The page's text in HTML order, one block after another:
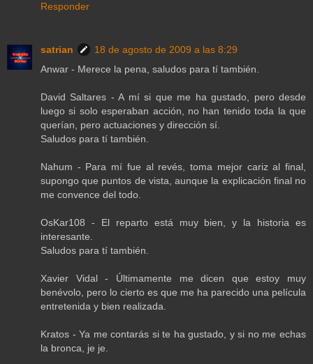
Responder
satrian
18 de agosto de 2009 a las 8:29
Anwar - Merece la pena, saludos para tí también.
David Saltares - A mí si que me ha gustado, pero desde
luego si solo esperaban acción, no han tenido toda la que
querían, pero actuaciones y dirección sí.
Saludos para tí también.
Nahum - Para mí fue al revés, toma mejor cariz al final,
supongo que puntos de vista, aunque la explicación final no
me convence del todo.
OsKar108 - El reparto está muy bien, y la historia es
interesante.
Saludos para tí también.
Xavier Vidal - Últimamente me dicen que estoy muy
benévolo, pero lo cierto es que me ha parecido una película
entretenida y bien realizada.
Kratos - Ya me contarás si te ha gustado, y si no me echas
la bronca, je je.